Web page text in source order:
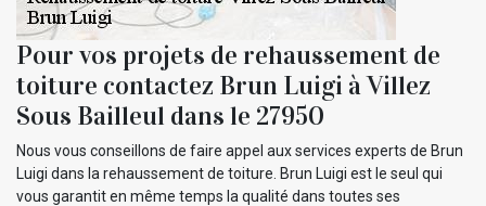
Pour vos projets de rehaussement de
toiture contactez Brun Luigi à Villez
Sous Bailleul dans le 27950
Nous vous conseillons de faire appel aux services experts de Brun
Luigi dans la rehaussement de toiture. Brun Luigi est le seul qui
vous garantit en même temps la qualité dans toutes ses